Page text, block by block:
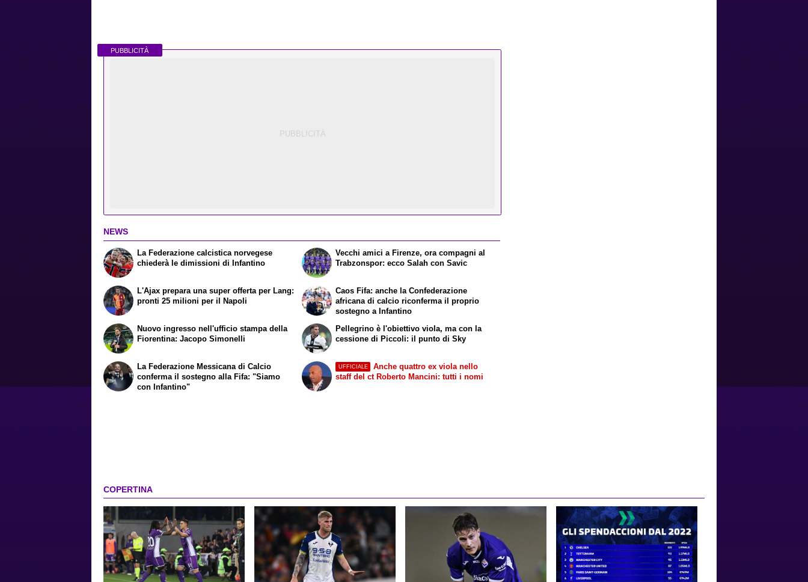
PUBBLICITÀ
NEWS
La Federazione calcistica norvegese
chiederà le dimissioni di Infantino
L'Ajax prepara una super offerta per Lang:
pronti 25 milioni per il Napoli
Vecchi amici a Firenze, ora compagni al
Trabzonspor: ecco Salah con Savic
Caos Fifa: anche la Confederazione
africana di calcio riconferma il proprio
sostegno a Infantino
Nuovo ingresso nell'ufficio stampa della
Fiorentina: Jacopo Simonelli
La Federazione Messicana di Calcio
conferma il sostegno alla Fifa: "Siamo
con Infantino"
Pellegrino è l'obiettivo viola, ma con la
cessione di Piccoli: il punto di Sky
UFFICIALE
Anche quattro ex viola nello
staff del ct Roberto Mancini: tutti i nomi
COPERTINA